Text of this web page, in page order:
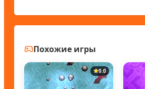
Похожие игры
0.0